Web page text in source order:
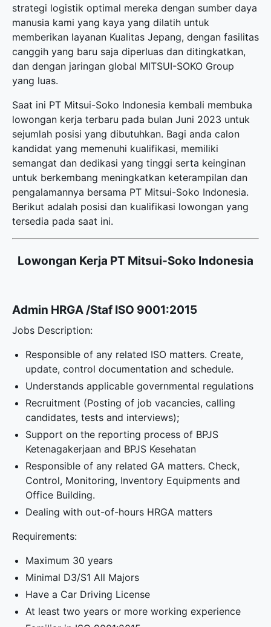
strategi logistik optimal mereka dengan sumber daya
manusia kami yang kaya yang dilatih untuk
memberikan layanan Kualitas Jepang, dengan fasilitas
canggih yang baru saja diperluas dan ditingkatkan,
dan dengan jaringan global MITSUI-SOKO Group
yang luas.
Saat ini PT Mitsui-Soko Indonesia kembali membuka
lowongan kerja terbaru pada bulan Juni 2023 untuk
sejumlah posisi yang dibutuhkan. Bagi anda calon
kandidat yang memenuhi kualifikasi, memiliki
semangat dan dedikasi yang tinggi serta keinginan
untuk berkembang meningkatkan keterampilan dan
pengalamannya bersama PT Mitsui-Soko Indonesia.
Berikut adalah posisi dan kualifikasi lowongan yang
tersedia pada saat ini.
Lowongan Kerja PT Mitsui-Soko Indonesia
Admin HRGA /Staf ISO 9001:2015
Jobs Description:
Responsible of any related ISO matters. Create,
update, control documentation and schedule.
Understands applicable governmental regulations
Recruitment (Posting of job vacancies, calling
candidates, tests and interviews);
Support on the reporting process of BPJS
Ketenagakerjaan and BPJS Kesehatan
Responsible of any related GA matters. Check,
Control, Monitoring, Inventory Equipments and
Office Building.
Dealing with out-of-hours HRGA matters
Requirements:
Maximum 30 years
Minimal D3/S1 All Majors
Have a Car Driving License
At least two years or more working experience